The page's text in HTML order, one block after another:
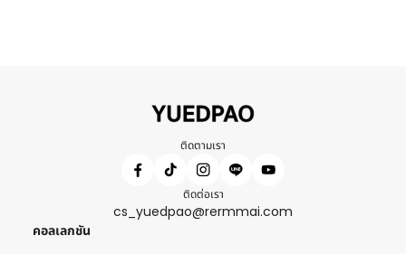
ติดตามเรา
ติดต่อเรา
cs_yuedpao@rermmai.com
คอลเลกชัน